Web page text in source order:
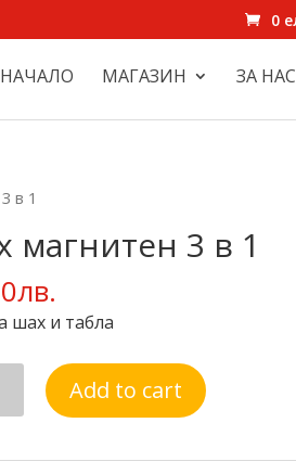
0
НАЧАЛО МАГАЗИН ЗА НАС
в 1
магнитен 3 в 1
лв.
шах и табла
Add to cart